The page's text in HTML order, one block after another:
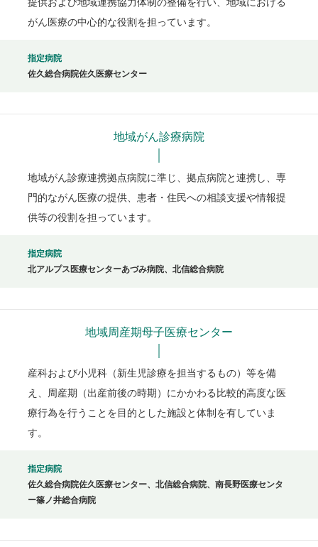
提供および地域連携協力体制の整備を行い、地域における
がん医療の中心的な役割を担っています。
指定病院
佐久総合病院佐久医療センター
地域がん診療病院
地域がん診療連携拠点病院に準じ、拠点病院と連携し、専
門的ながん医療の提供、患者・住民への相談支援や情報提
供等の役割を担っています。
指定病院
北アルプス医療センターあづみ病院、北信総合病院
地域周産期母子医療センター
産科および小児科（新生児診療を担当するもの）等を備
え、周産期（出産前後の時期）にかかわる比較的高度な医
療行為を行うことを目的とした施設と体制を有していま
す。
指定病院
佐久総合病院佐久医療センター、北信総合病院、南長野医療センタ
ー篠ノ井総合病院